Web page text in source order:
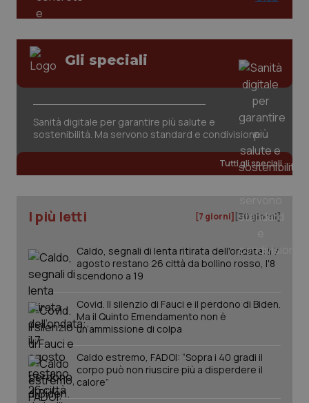
Gli speciali
Sanità digitale per garantire più salute e
sostenibilità. Ma servono standard e condivisione
Tutti gli speciali
I più letti [7 giorni] [30 giorni]
Caldo, segnali di lenta ritirata dell'ondata: il 7
agosto restano 26 città da bollino rosso, l'8
scendono a 19
Covid. Il silenzio di Fauci e il perdono di Biden.
Ma il Quinto Emendamento non è
un’ammissione di colpa
Caldo estremo, FADOI: “Sopra i 40 gradi il
corpo può non riuscire più a disperdere il
calore”
tracking-sites-ironfish-
www.quotidianosanita.it
2
tracking-sites-ironfish-
session-id
www.quotidianosanita.it
2
_ga
Google LLC